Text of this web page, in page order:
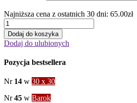
Najniższa cena z ostatnich 30 dni: 65.00zł
ilość
Widok
Toledo
Dodaj do koszyka
Dodaj do ulubionych
Pozycja bestsellera
Nr 14 w 30 x 30
Nr45 w Barok